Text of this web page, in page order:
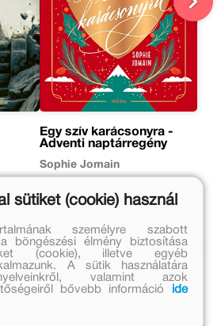
Egy szív karácsonyra -
Adventi naptárregény
Sophie Jomain
Eredeti ár:
Kötött ár:
8 999 Ft
Kosárba
sütiket (cookie) használ
személyre szabott
böngészési élmény biztosítása
(cookie), illetve egyéb
A sütik használatára
valamint azok
bővebb információ
ide